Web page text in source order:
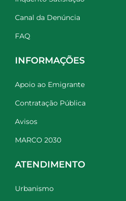
Canal da Denúncia
FAQ
INFORMAÇÕES
Apoio ao Emigrante
Contratação Pública
Avisos
MARCO 2030
ATENDIMENTO
Urbanismo